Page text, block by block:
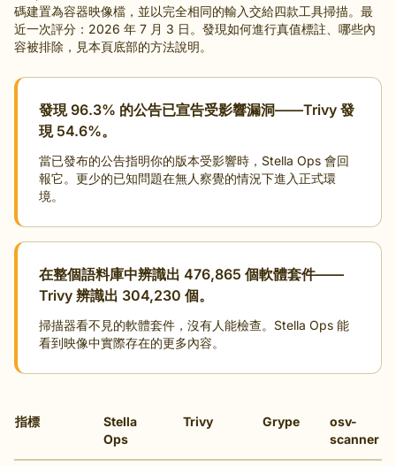
碼建置為容器映像檔，並以完全相同的輸入交給四款工具掃描。最
近一次評分：2026 年 7 月 3 日。發現如何進行真值標註、哪些內
容被排除，見本頁底部的方法說明。
發現 96.3% 的公告已宣告受影響漏洞——Trivy 發
現 54.6%。
當已發布的公告指明你的版本受影響時，Stella Ops 會回
報它。更少的已知問題在無人察覺的情況下進入正式環
境。
在整個語料庫中辨識出 476,865 個軟體套件——
Trivy 辨識出 304,230 個。
掃描器看不見的軟體套件，沒有人能檢查。Stella Ops 能
看到映像中實際存在的更多內容。
指標
Stella
Ops
Trivy Grype
osv-
scanner